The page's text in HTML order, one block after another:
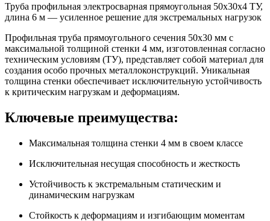
Труба профильная электросварная прямоугольная 50х30х4 ТУ,
длина 6 м — усиленное решение для экстремальных нагрузок
Профильная труба прямоугольного сечения 50х30 мм с
максимальной толщиной стенки 4 мм, изготовленная согласно
техническим условиям (ТУ), представляет собой материал для
создания особо прочных металлоконструкций. Уникальная
толщина стенки обеспечивает исключительную устойчивость
к критическим нагрузкам и деформациям.
Ключевые преимущества:
Максимальная толщина стенки 4 мм в своем классе
Исключительная несущая способность и жесткость
Устойчивость к экстремальным статическим и
динамическим нагрузкам
Стойкость к деформациям и изгибающим моментам